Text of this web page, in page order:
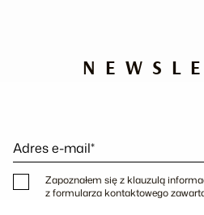
Adres e-mail*
Zapoznałem się z klauzulą
z formularza kontaktowego